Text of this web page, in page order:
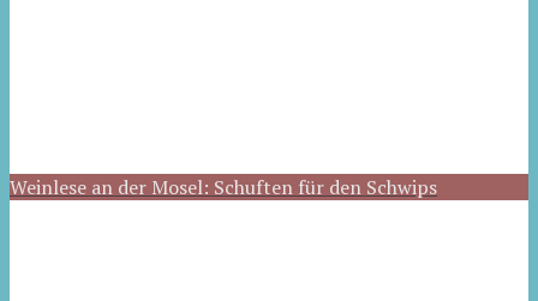
Weinlese an der Mosel: Schuften für den Schwips